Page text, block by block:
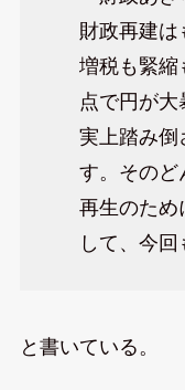
財政再建は
増税も緊縮
点で円が
実上踏み倒
す。そのど
再生のため
して、今
と書いている。